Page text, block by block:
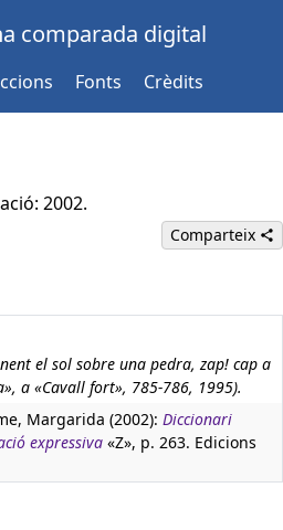
comparada digital
Fonts Crèdits
2002.
Comparteix
el sol sobre una pedra, zap! cap a
a «Cavall fort», 785-786, 1995).
Margarida (2002): Diccionari
expressiva «Z», p. 263. Edicions